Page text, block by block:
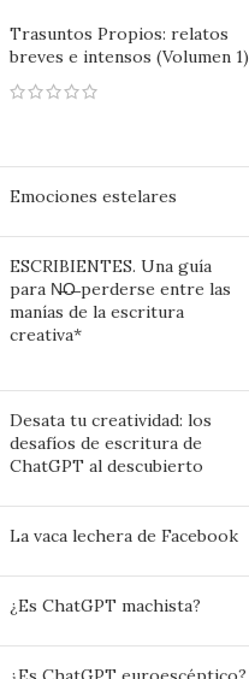
Trasuntos Propios: relatos
breves e intensos (Volumen 1)
Emociones estelares
ESCRIBIENTES. Una guía
para N̶O̶ perderse entre las
manías de la escritura
creativa*
Desata tu creatividad: los
desafíos de escritura de
ChatGPT al descubierto
La vaca lechera de Facebook
¿Es ChatGPT machista?